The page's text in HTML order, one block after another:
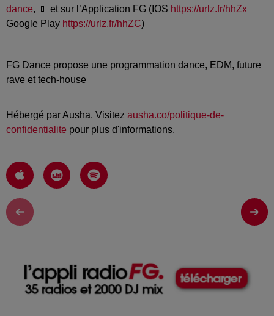
dance, 📱 et sur l’Application FG (IOS https://urlz.fr/hhZx
Google Play https://urlz.fr/hhZC)
FG Dance propose une programmation dance, EDM, future
rave et tech-house
Hébergé par Ausha. Visitez ausha.co/politique-de-
confidentialite pour plus d'informations.